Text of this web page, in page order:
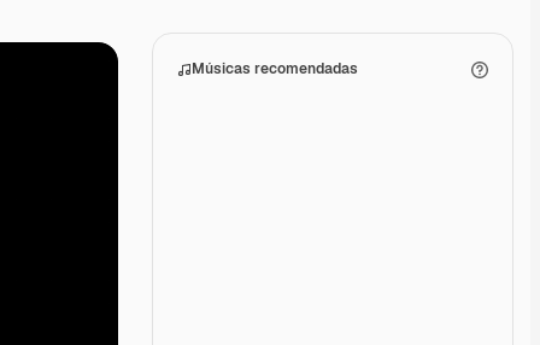
Músicas recomendadas